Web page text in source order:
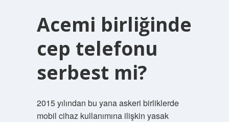
Acemi birliğinde
cep telefonu
serbest mi?
2015 yılından bu yana askeri birliklerde
mobil cihaz kullanımına ilişkin yasak